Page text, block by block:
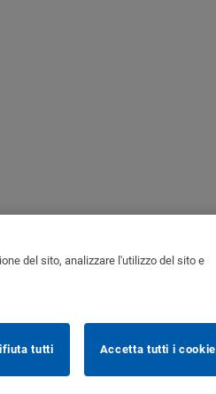
del sito, analizzare l'utilizzo del sito e
tutti
Accetta tutti i cookie